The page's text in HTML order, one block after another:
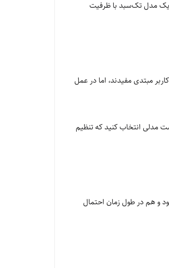
یک مدل تک‌سبد با ظرفیت
مبتدی مفیدند، اما در عمل
مدلی انتخاب کنید که تنظیم
و هم در طول زمان احتمال